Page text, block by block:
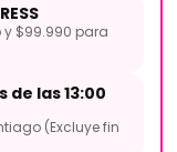
$99.990 para
de las 13:00
(Excluye fin